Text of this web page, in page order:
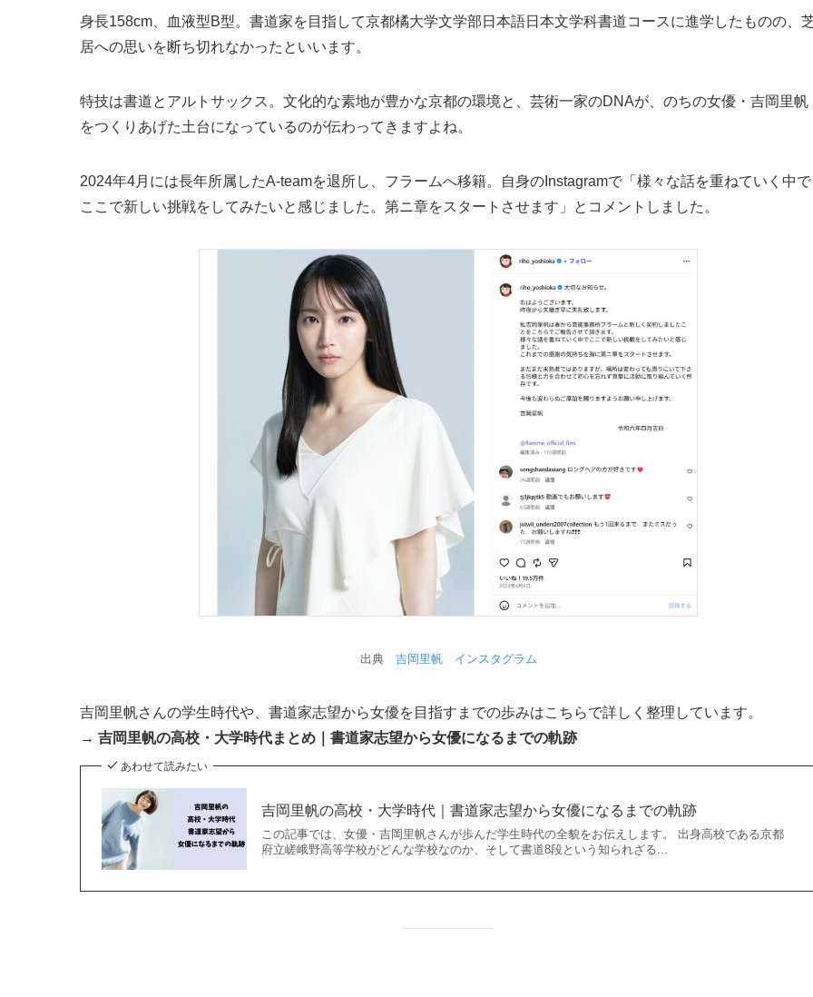
身長158cm、血液型B型。書道家を目指して京都橘大学文学部日本語日本文学科書道コースに進学したものの、
居への思いを断ち切れなかったといいます。
特技は書道とアルトサックス。文化的な素地が豊かな京都の環境と、芸術一家のDNAが、のちの女優・吉岡里帆
をつくりあげた土台になっているのが伝わってきますよね。
2024年4月には長年所属したA-teamを退所し、フラームへ移籍。自身のInstagramで「様々な話を重ねていく中で
ここで新しい挑戦をしてみたいと感じました。第ニ章をスタートさせます」とコメントしました。
出典 吉岡里帆 インスタグラム
吉岡里帆さんの学生時代や、書道家志望から女優を目指すまでの歩みはこちらで詳しく整理しています。
→ 吉岡里帆の高校・大学時代まとめ｜書道家志望から女優になるまでの軌跡
あわせて読みたい
吉岡里帆の高校・大学時代｜書道家志望から女優になるまでの軌跡
この記事では、女優・吉岡里帆さんが歩んだ学生時代の全貌をお伝えします。 出身高校である京都
府立嵯峨野高等学校がどんな学校なのか、そして書道8段という知られざる...